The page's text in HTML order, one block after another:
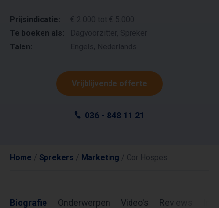
Prijsindicatie:
€ 2.000 tot € 5.000
Te boeken als:
Talen:
Vrijblijvende offerte
036 - 848 11 21
Home / Sprekers / Marketing / Cor Hospes
Biografie Onderwerpen Video's Reviews